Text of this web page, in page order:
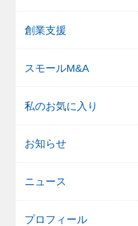
創業支援
スモールM&A
私のお気に入り
お知らせ
ニュース
プロフィール